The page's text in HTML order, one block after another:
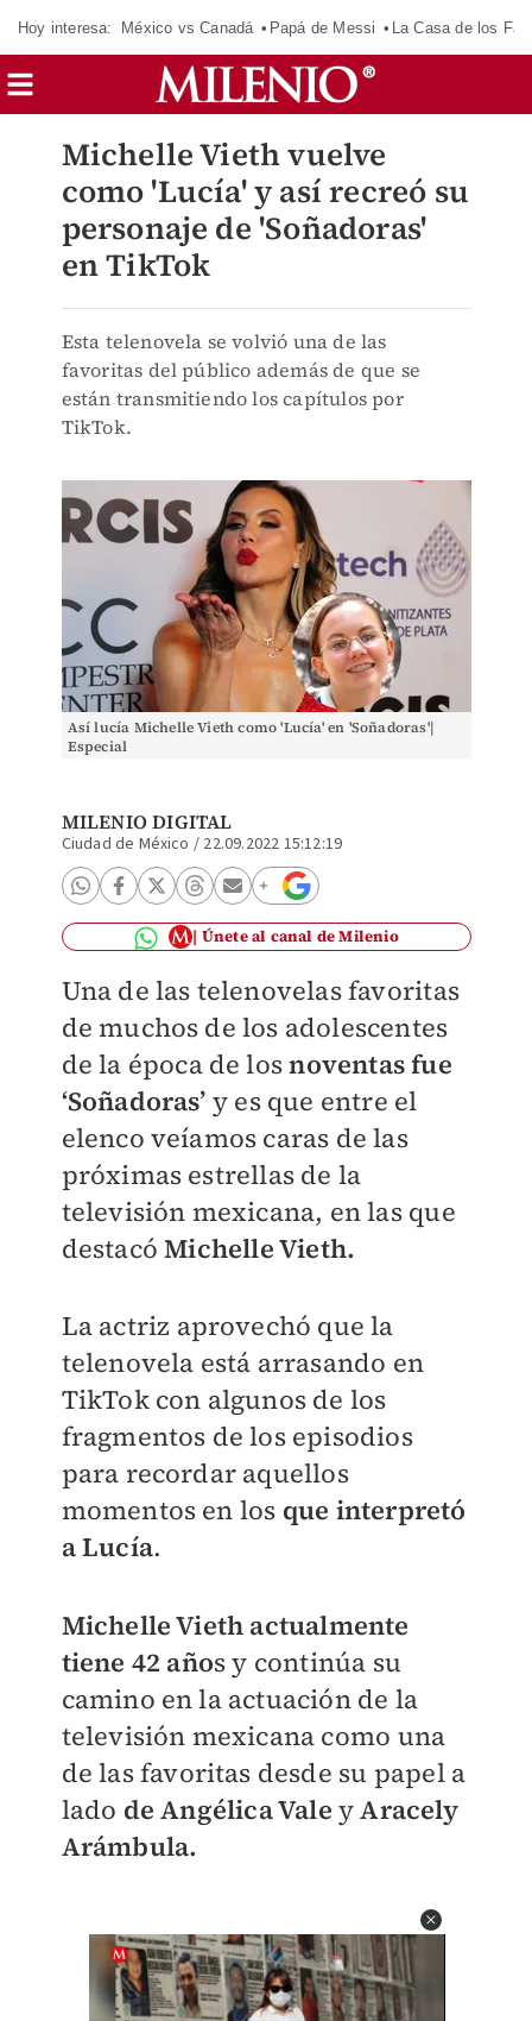
Hoy interesa: México vs Canadá Papá de Messi La Casa de los
Michelle Vieth vuelve
como 'Lucía' y así recreó su
personaje de 'Soñadoras'
en TikTok
Esta telenovela se volvió una de las
favoritas del público además de que se
están transmitiendo los capítulos por
TikTok.
Así lucía Michelle Vieth como 'Lucía' en 'Soñadoras'|
Especial
MILENIO DIGITAL
Ciudad de México / 22.09.2022 15:12:19
Únete al canal de Milenio
Una de las telenovelas favoritas
de muchos de los adolescentes
de la época de losnoventas fue
‘Soñadoras’ y es que entre el
elenco veíamos caras de las
próximas estrellas de la
televisión mexicana, en las que
destacó Michelle Vieth.
La actriz aprovechó que la
telenovela está arrasando en
TikTok con algunos de los
fragmentos de los episodios
para recordar aquellos
momentos en los que interpretó
a Lucía.
Michelle Vieth actualmente
tiene 42 años y continúa su
camino en la actuación de la
televisión mexicana como una
de las favoritas desde su papel a
lado de Angélica Vale yAracely
Arámbula.